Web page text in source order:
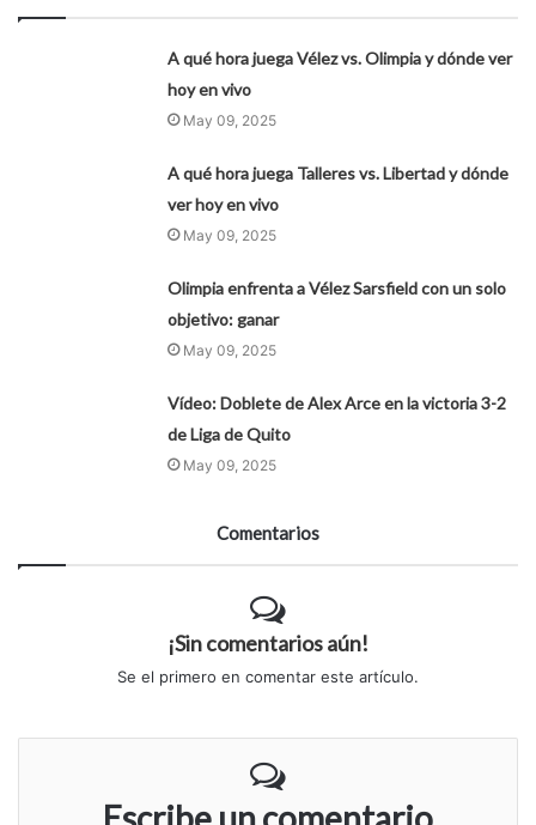
A qué hora juega Vélez vs. Olimpia y dónde ver
hoy en vivo
May 09, 2025
A qué hora juega Talleres vs. Libertad y dónde
ver hoy en vivo
May 09, 2025
Olimpia enfrenta a Vélez Sarsfield con un solo
objetivo: ganar
May 09, 2025
Vídeo: Doblete de Alex Arce en la victoria 3-2
de Liga de Quito
May 09, 2025
Comentarios
¡Sin comentarios aún!
Se el primero en comentar este artículo.